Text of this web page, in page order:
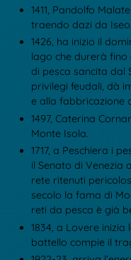
1411, Pandolfo
traendo dazi da
1426, ha inizio il
lago che durerà fino
di pesca sancita dal
privilegi feudali, dà
e alla fabbricazione
1497, Caterina
Monte Isola.
1717, a Peschiera i
il Senato di Venezia
rete ritenuti
secolo la fama di
reti da pesca è già
1834, a Lovere
battello compie il